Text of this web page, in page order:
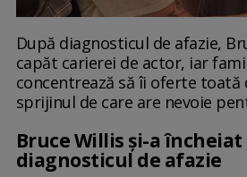
După diagnosticul de afazie,
capăt carierei de actor, iar
concentrează să îi oferte
sprijinul de care are nevoie
Bruce Willis și-a
diagnosticul de afazie